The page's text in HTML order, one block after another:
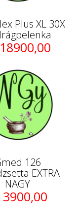
Plus XL 30X
126
EXTRA
NAGY
3900,00